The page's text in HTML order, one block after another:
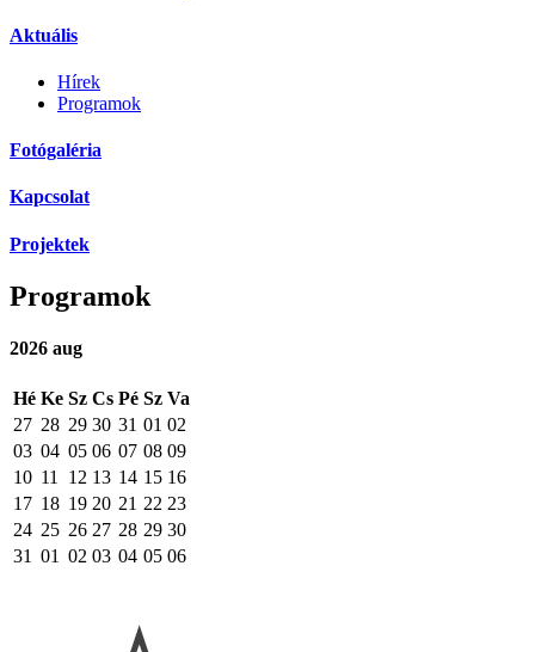
Aktuális
Hírek
Programok
Fotógaléria
Kapcsolat
Projektek
Programok
2026 aug
Hé Ke Sz Cs Pé Sz Va
27 28 29 30 31 01 02
03 04 05 06 07 08 09
10 11 12 13 14 15 16
17 18 19 20 21 22 23
24 25 26 27 28 29 30
31 01 02 03 04 05 06